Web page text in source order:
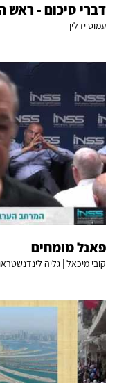
דברי סיכום - ראש
עמוס ידלין
פאנל מומחים
קובי מיכאל | גליה